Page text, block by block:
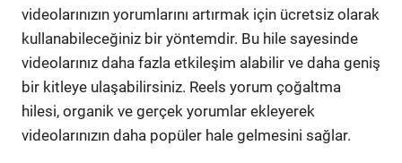
videolarınızın yorumlarını artırmak için ücretsiz olarak
kullanabileceğiniz bir yöntemdir. Bu hile sayesinde
videolarınız daha fazla etkileşim alabilir ve daha geniş
bir kitleye ulaşabilirsiniz. Reels yorum çoğaltma
hilesi, organik ve gerçek yorumlar ekleyerek
videolarınızın daha popüler hale gelmesini sağlar.